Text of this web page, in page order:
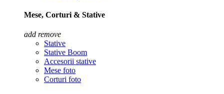
Mese, Corturi & Stative
add remove
Stative
Stative Boom
Accesorii stative
Mese foto
Corturi foto